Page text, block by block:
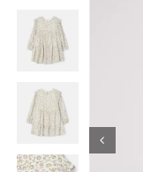
Κορίτσι
Είδη Παρέλασης